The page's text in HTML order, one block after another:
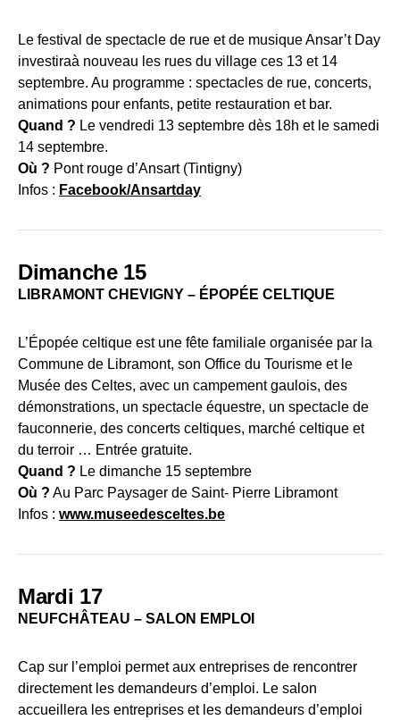
Le festival de spectacle de rue et de musique Ansar’t Day
investiraà nouveau les rues du village ces 13 et 14
septembre. Au programme : spectacles de rue, concerts,
animations pour enfants, petite restauration et bar.
Quand ? Le vendredi 13 septembre dès 18h et le samedi
14 septembre.
Où ? Pont rouge d’Ansart (Tintigny)
Infos : Facebook/Ansartday
Dimanche 15
LIBRAMONT CHEVIGNY – ÉPOPÉE CELTIQUE
L’Épopée celtique est une fête familiale organisée par la
Commune de Libramont, son Office du Tourisme et le
Musée des Celtes, avec un campement gaulois, des
démonstrations, un spectacle équestre, un spectacle de
fauconnerie, des concerts celtiques, marché celtique et
du terroir … Entrée gratuite.
Quand ? Le dimanche 15 septembre
Où ? Au Parc Paysager de Saint- Pierre Libramont
Infos : www.museedesceltes.be
Mardi 17
NEUFCHÂTEAU – SALON EMPLOI
Cap sur l’emploi permet aux entreprises de rencontrer
directement les demandeurs d’emploi. Le salon
accueillera les entreprises et les demandeurs d’emploi